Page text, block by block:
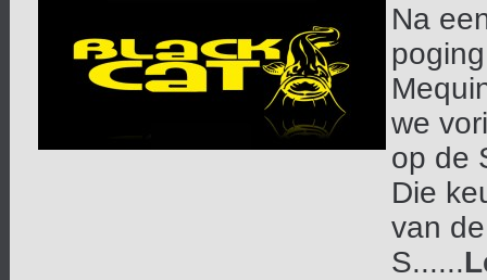
Na
we
op de
Die
van
S......